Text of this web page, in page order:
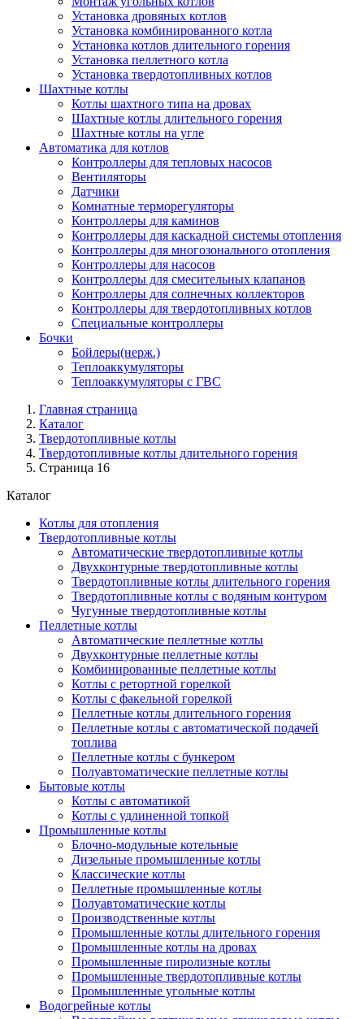
Установка дровяных котлов
Установка комбинированного котла
Установка котлов длительного горения
Установка пеллетного котла
Установка твердотопливных котлов
Шахтные котлы
Котлы шахтного типа на дровах
Шахтные котлы длительного горения
Шахтные котлы на угле
Автоматика для котлов
Контроллеры для тепловых насосов
Вентиляторы
Датчики
Комнатные терморегуляторы
Контроллеры для каминов
Контроллеры для каскадной системы отопления
Контроллеры для многозонального отопления
Контроллеры для насосов
Контроллеры для смесительных клапанов
Контроллеры для солнечных коллекторов
Контроллеры для твердотопливных котлов
Специальные контроллеры
Бочки
Бойлеры(нерж.)
Теплоаккумуляторы
Теплоаккумуляторы с ГВС
Главная страница
Каталог
Твердотопливные котлы
Твердотопливные котлы длительного горения
Страница 16
Каталог
Котлы для отопления
Твердотопливные котлы
Автоматические твердотопливные котлы
Двухконтурные твердотопливные котлы
Твердотопливные котлы длительного горения
Твердотопливные котлы с водяным контуром
Чугунные твердотопливные котлы
Пеллетные котлы
Автоматические пеллетные котлы
Двухконтурные пеллетные котлы
Комбинированные пеллетные котлы
Котлы с ретортной горелкой
Котлы с факельной горелкой
Пеллетные котлы длительного горения
Пеллетные котлы с автоматической подачей
топлива
Пеллетные котлы с бункером
Полуавтоматические пеллетные котлы
Бытовые котлы
Котлы с автоматикой
Котлы с удлиненной топкой
Промышленные котлы
Блочно-модульные котельные
Дизельные промышленные котлы
Классические котлы
Пеллетные промышленные котлы
Полуавтоматические котлы
Производственные котлы
Промышленные котлы длительного горения
Промышленные котлы на дровах
Промышленные пиролизные котлы
Промышленные твердотопливные котлы
Промышленные угольные котлы
Водогрейные котлы